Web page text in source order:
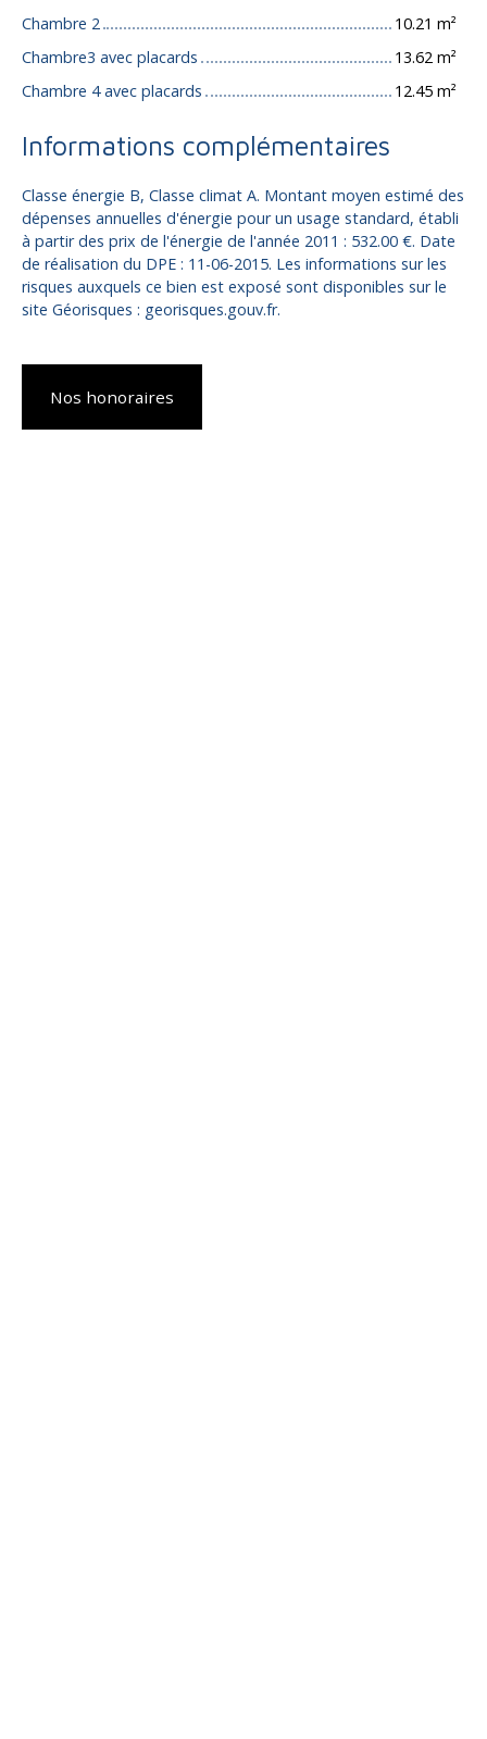
Chambre 2
10.21 m²
Chambre3 avec placards
13.62 m²
Chambre 4 avec placards
12.45 m²
Informations complémentaires
Classe énergie B, Classe climat A. Montant moyen estimé des
dépenses annuelles d'énergie pour un usage standard, établi
à partir des prix de l'énergie de l'année 2011 : 532.00 €. Date
de réalisation du DPE : 11-06-2015. Les informations sur les
risques auxquels ce bien est exposé sont disponibles sur le
site Géorisques : georisques.gouv.fr.
Nos honoraires